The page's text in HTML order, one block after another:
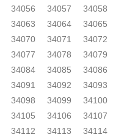
34056 34057
34058
34063 34064
34065
34070 34071
34072
34077 34078
34079
34084 34085
34086
34091 34092
34093
34098 34099
34100
34105 34106
34107
34112 34113
34114